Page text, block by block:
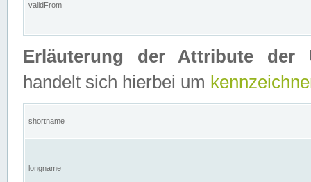
validFrom
Erläuterung der Attribute der
handelt sich hierbei um
shortname
longname